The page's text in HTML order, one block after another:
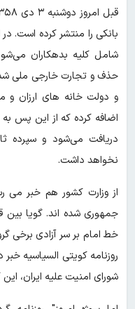
بانکی را منتشر کرده است.
شامل کلیه بدهکاران
و دولت خانه های ارزان
دریافت می‌شود و سپرده
نخواهد داشت.
جمهوری شده اند. گویا بین
خط امام بر سر آزادی برخی
روزنامه کویتی السیاسیه
شورای امنیت علیه ایران، این